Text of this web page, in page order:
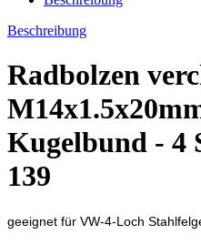
Beschreibung
Radbolzen
Kugelbund - 4
139
geeignet für VW-4-Loch